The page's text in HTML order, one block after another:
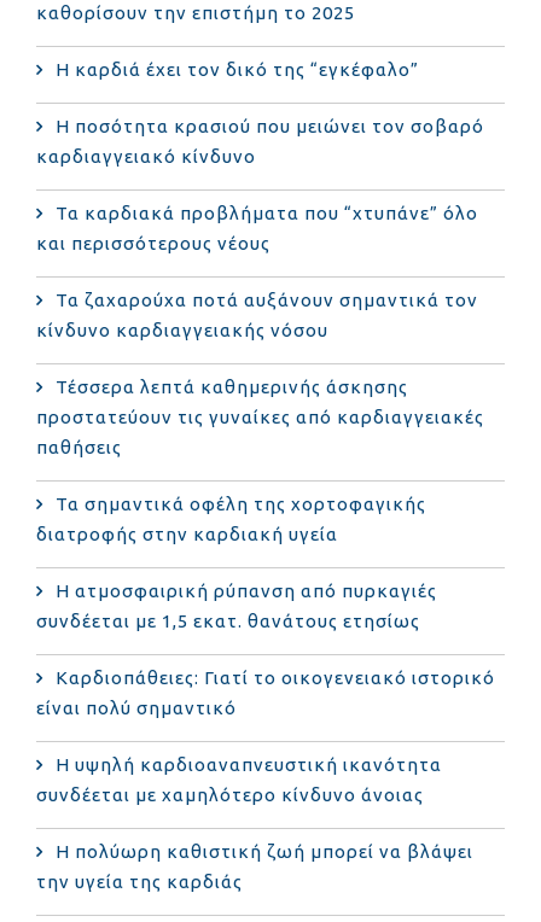
καθορίσουν την επιστήμη το 2025
Η καρδιά έχει τον δικό της “εγκέφαλο”
Η ποσότητα κρασιού που μειώνει τον σοβαρό
καρδιαγγειακό κίνδυνο
Τα καρδιακά προβλήματα που “χτυπάνε” όλο
και περισσότερους νέους
Τα ζαχαρούχα ποτά αυξάνουν σημαντικά τον
κίνδυνο καρδιαγγειακής νόσου
Τέσσερα λεπτά καθημερινής άσκησης
προστατεύουν τις γυναίκες από καρδιαγγειακές
παθήσεις
Τα σημαντικά οφέλη της χορτοφαγικής
διατροφής στην καρδιακή υγεία
Η ατμοσφαιρική ρύπανση από πυρκαγιές
συνδέεται με 1,5 εκατ. θανάτους ετησίως
Καρδιοπάθειες: Γιατί το οικογενειακό ιστορικό
είναι πολύ σημαντικό
Η υψηλή καρδιοαναπνευστική ικανότητα
συνδέεται με χαμηλότερο κίνδυνο άνοιας
Η πολύωρη καθιστική ζωή μπορεί να βλάψει
την υγεία της καρδιάς